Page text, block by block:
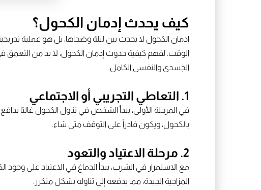
كيف يحدث إدمان الكحول؟
إدمان الكحول لا يحدث بين ليلة وضحاها، بل هو عملية
الوقت. لفهم كيفية حدوث إدمان الكحول، لا بد من التعمق
الجسدي والنفسي الكامل.
1. التعاطي التجريبي أو الاجتماعي
في المرحلة الأولى، يبدأ الشخص في تناول الكحول غالبًا
بالكحول، ويكون قادراً على التوقف متى شاء.
2. مرحلة الاعتياد والتعود
مع الاستمرار في الشرب، يبدأ الدماغ في الاعتياد على
المزاجية الجيدة، مما يدفعه إلى تناوله بشكل متكرر.